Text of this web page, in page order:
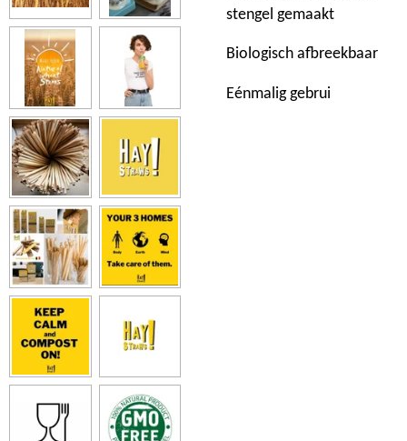
stengel gemaakt
Biologisch afbreekbaar
Eénmalig gebrui